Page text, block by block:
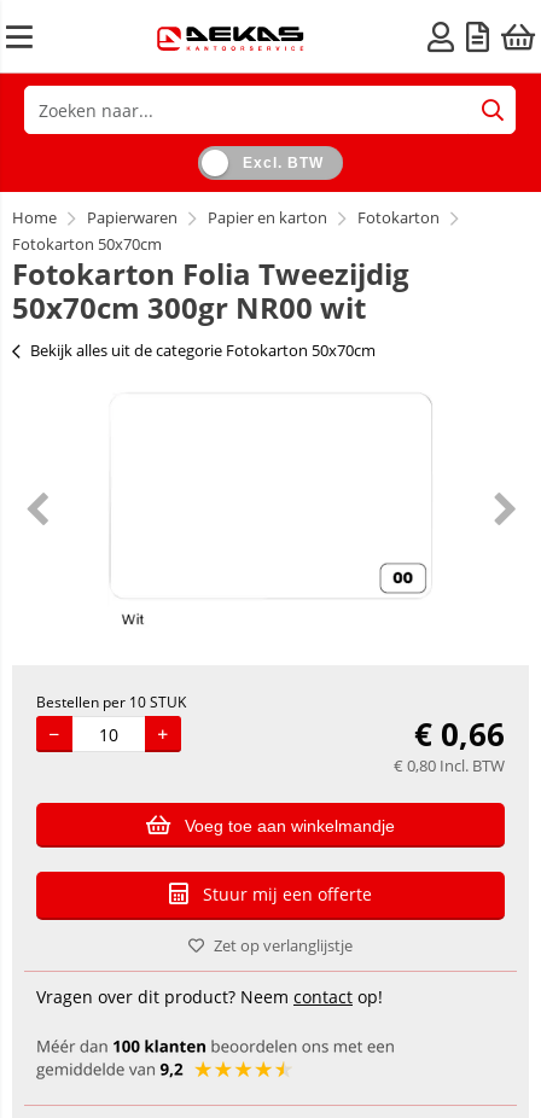
Excl. BTW
Home Papierwaren Papier en karton
Fotokarton
Fotokarton 50x70cm
Fotokarton Folia Tweezijdig
50x70cm 300gr NR00 wit
Bekijk alles uit de categorie Fotokarton 50x70cm
Bestellen per 10 STUK
€ 0,66
€ 0,80 Incl. BTW
Voeg toe aan winkelmandje
Stuur mij een offerte
Zet op verlanglijstje
Vragen over dit product? Neem contact op!